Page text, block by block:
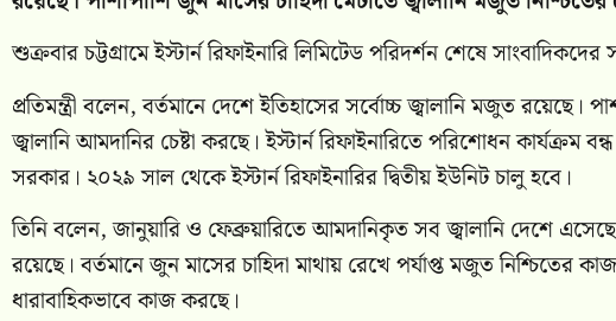
শুক্রবার চট্টগ্রামে ইস্টার্ন রিফাইনারি লিমিটেড পরিদর্শন শেষে
প্রতিমন্ত্রী বলেন, বর্তমানে দেশে ইতিহাসের সর্বোচ্চ জ্বালানি মজুত
জ্বালানি আমদানির চেষ্টা করছে। ইস্টার্ন রিফাইনারিতে পরিশোধন
সরকার। ২০২৯ সাল থেকে ইস্টার্ন রিফাইনারির দ্বিতীয় ইউনিট চালু হবে।
তিনি বলেন, জানুয়ারি ও ফেব্রুয়ারিতে আমদানিকৃত সব জ্বালানি দেশে
রয়েছে। বর্তমানে জুন মাসের চাহিদা মাথায় রেখে পর্যাপ্ত মজুত নিশ্চিতের
ধারাবাহিকভাবে কাজ করছে।